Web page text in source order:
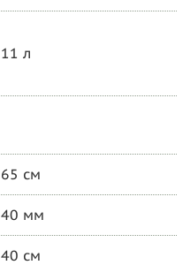
11 л
65 см
40 мм
40 см